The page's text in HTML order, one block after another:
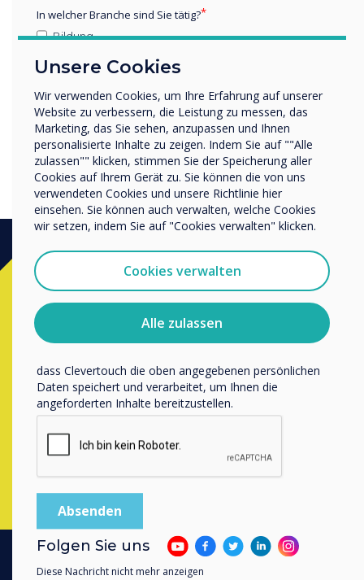
improvement program, we
are making changes to the
CleverLive servers.
Interessiert?
Kontaktieren Sie einen Clevertouch-
Experten, indem Sie das folgende
Formular ausfüllen
Füllen Sie dieses Formular aus
Unsere Cookies
Wir verwenden Cookies, um Ihre Erfahrung auf unserer
Website zu verbessern, die Leistung zu messen, das
Marketing, das Sie sehen, anzupassen und Ihnen
personalisierte Inhalte zu zeigen. Indem Sie auf ""Alle
zulassen"" klicken, stimmen Sie der Speicherung aller
Cookies auf Ihrem Gerät zu. Sie können die von uns
verwendeten Cookies und unsere Richtlinie hier
einsehen. Sie können auch verwalten, welche Cookies
wir setzen, indem Sie auf "Cookies verwalten" klicken.
Cookies verwalten
Alle zulassen
In welcher Branche sind Sie tätig?
Bildung
Sonstiges
Name Unternehmen/Einrichtung
Wir möchten Sie gerne per E-Mail, Telefon oder Post
bezüglich unserer Produkte und Dienstleistungen
kontaktieren.
Ich bin damit einverstanden, Mitteilungen von
Sie können diese Benachrichtigungen jederzeit
abbestellen. Weitere Informationen zum Abbestellen, zu
unseren Datenschutzverfahren und dazu, wie wir Ihre
Privatsphäre schützen und respektieren, finden Sie in
unserer Datenschutzrichtlinie.
dass Clevertouch die oben angegebenen persönlichen
Daten speichert und verarbeitet, um Ihnen die
angeforderten Inhalte bereitzustellen.
Folgen Sie uns
Diese Nachricht nicht mehr anzeigen